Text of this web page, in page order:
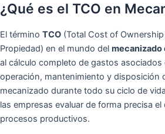
¿Qué es el TCO en
El término TCO (Total Cost of
Propiedad) en el mundo del
al cálculo completo de gastos asociados
operación, mantenimiento y disposición
mecanizado durante todo su ciclo de
las empresas evaluar de forma precisa
procesos productivos.